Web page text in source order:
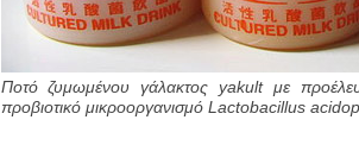
Ποτό ζυμωμένου γάλακτος yakult με
προβιοτικό μικροοργανισμό Lactobacillus